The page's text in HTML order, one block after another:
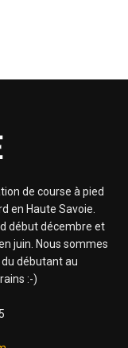
de course à pied
en Haute Savoie.
début décembre et
juin. Nous sommes
débutant au
:-)